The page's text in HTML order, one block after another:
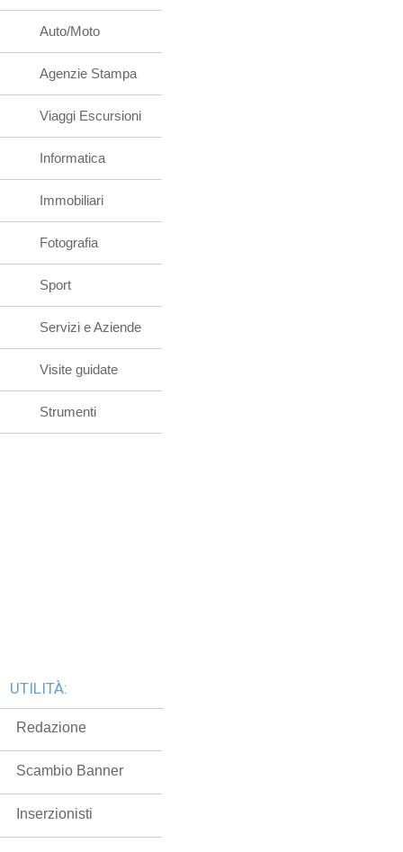
Auto/Moto
Agenzie Stampa
Viaggi Escursioni
Informatica
Immobiliari
Fotografia
Sport
Servizi e Aziende
Visite guidate
Strumenti
UTILITÀ:
Redazione
Scambio Banner
Inserzionisti